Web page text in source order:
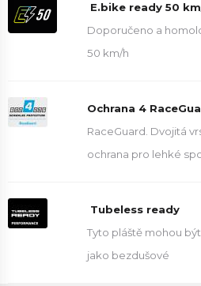
E.bike ready 50
Doporučeno a
50 km/h
Ochrana 4
RaceGuard. Dvojitá
ochrana pro lehké
Tubeless ready
Tyto pláště mohou
jako bezdušové